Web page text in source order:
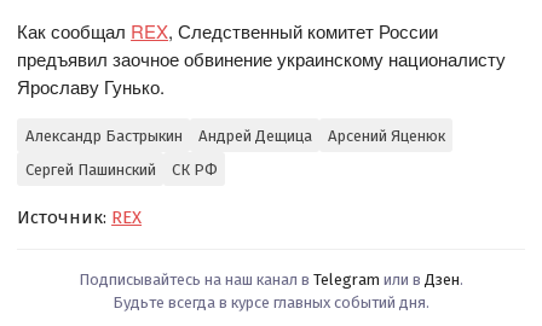
Как сообщал REX, Следственный комитет России
предъявил заочное обвинение украинскому националисту
Ярославу Гунько.
Александр Бастрыкин Андрей Дещица
Арсений Яценюк
Сергей Пашинский
СК РФ
Источник: REX
Подписывайтесь на наш канал в Telegram или в Дзен.
Будьте всегда в курсе главных событий дня.